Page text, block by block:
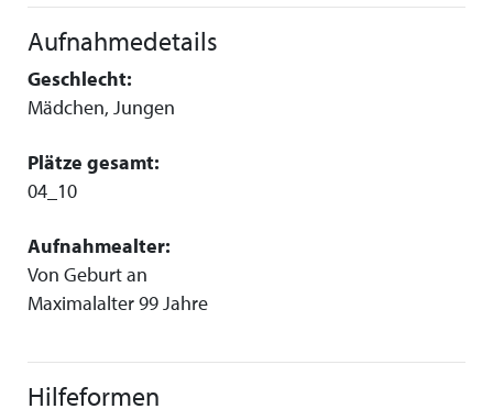
Aufnahmedetails
Geschlecht:
Mädchen, Jungen
Plätze gesamt:
04_10
Aufnahmealter:
Von Geburt an
Maximalalter 99 Jahre
Hilfeformen